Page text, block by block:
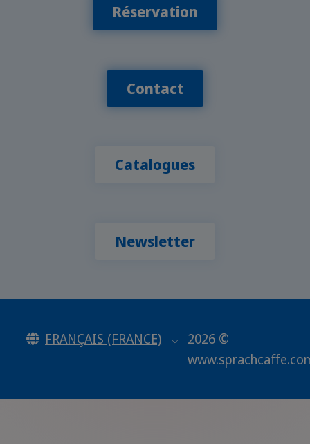
Réservation
Contact
Catalogues
Newsletter
FRANÇAIS (FRANCE)
2026 ©